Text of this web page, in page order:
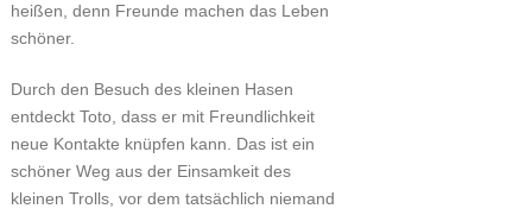
heißen, denn Freunde machen das Leben
schöner.
Durch den Besuch des kleinen Hasen
entdeckt Toto, dass er mit Freundlichkeit
neue Kontakte knüpfen kann. Das ist ein
schöner Weg aus der Einsamkeit des
kleinen Trolls, vor dem tatsächlich niemand